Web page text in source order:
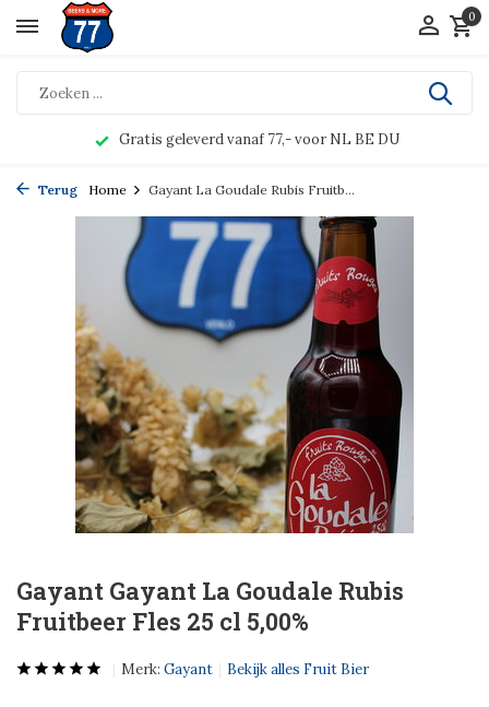
0
Gratis geleverd vanaf 77,- voor NL BE DU
Terug Home Gayant La Goudale Rubis Fruitb...
Gayant Gayant La Goudale Rubis
Fruitbeer Fles 25 cl 5,00%
Merk: Gayant Bekijk alles Fruit Bier